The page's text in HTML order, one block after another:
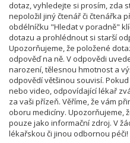
dotaz, vyhledejte si prosím, zda
nepoložil jiný čtenář či čtenářka
obdélníčku "Hledat v poradně"
dotazu a prohlédnout si starší
Upozorňujeme, že položené
odpověď na ně. V odpovědi
narození, tělesnou hmotnost a
odpovědí většinou souvisí.
nebo video, odpovídající lékař
za vaši přízeň. Věříme, že vám
oboru medicíny. Upozorňujeme,
pouze jako informační zdroj. V
lékařskou či jinou odbornou péči!